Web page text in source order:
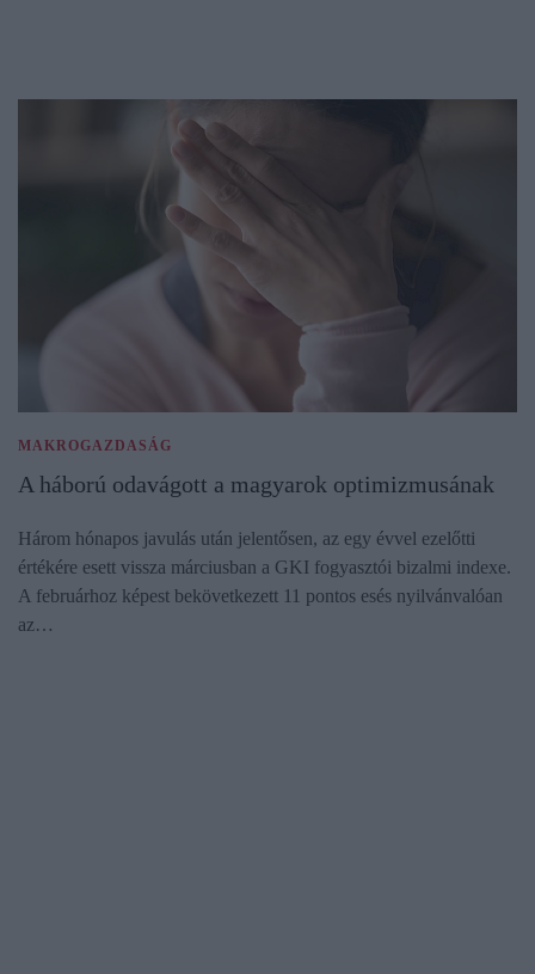
MAKROGAZDASÁG
A háború odavágott a magyarok optimizmusának
Három hónapos javulás után jelentősen, az egy évvel ezelőtti
értékére esett vissza márciusban a GKI fogyasztói bizalmi indexe.
A februárhoz képest bekövetkezett 11 pontos esés nyilvánvalóan
az…